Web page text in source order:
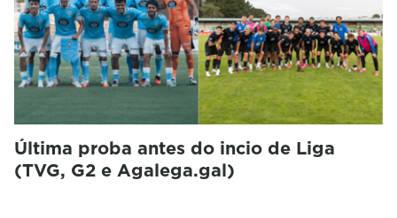
Última proba antes do incio de Liga
(TVG, G2 e Agalega.gal)